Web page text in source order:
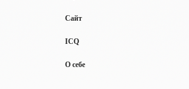
Сайт
ICQ
О себе